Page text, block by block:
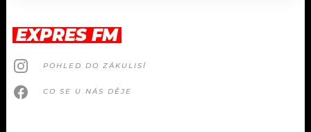
EXPRES FM
POHLED DO ZÁKULISÍ
CO SE U NÁS DĚJE